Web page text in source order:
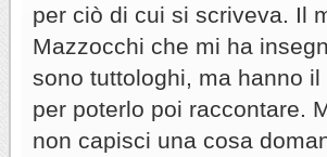
per ciò di cui si scriveva. Il
Mazzocchi che mi ha
sono tuttologhi, ma hanno
per poterlo poi raccontare.
non capisci una cosa